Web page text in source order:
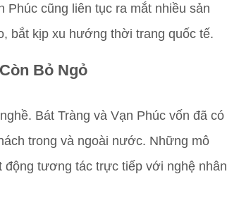
Phúc cũng liên tục ra mắt nhiều sản
bắt kịp xu hướng thời trang quốc tế.
Bỏ Ngỏ
Bát Tràng và Vạn Phúc vốn đã có
trong và ngoài nước. Những mô
động tương tác trực tiếp với nghệ nhân